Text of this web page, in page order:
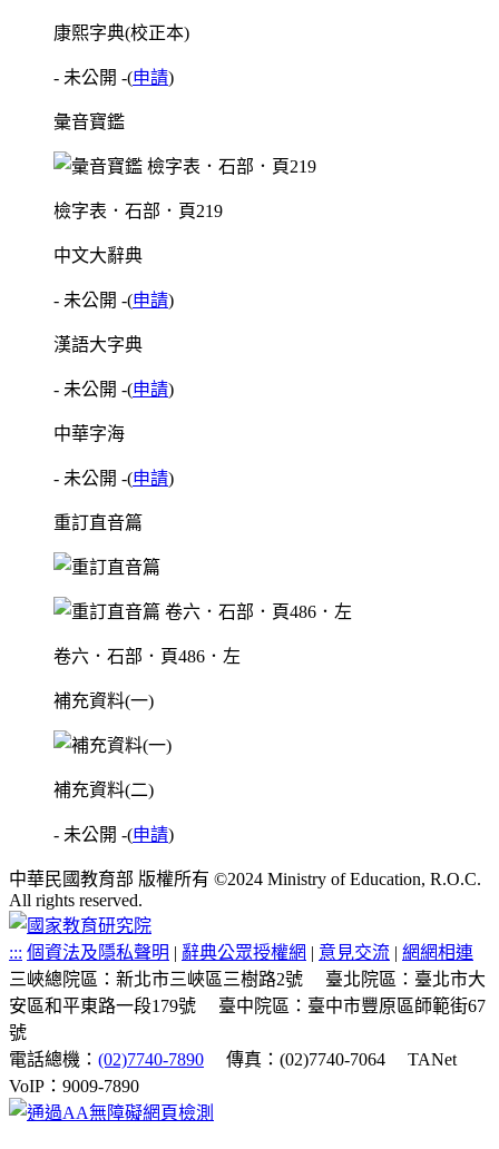
康熙字典(校正本)
- 未公開 -(申請)
彙音寶鑑
檢字表．石部．頁219
中文大辭典
- 未公開 -(申請)
漢語大字典
- 未公開 -(申請)
中華字海
- 未公開 -(申請)
重訂直音篇
卷六．石部．頁486．左
補充資料(一)
補充資料(二)
- 未公開 -(申請)
中華民國教育部 版權所有 ©2024 Ministry of Education, R.O.C.
All rights reserved.
::: 個資法及隱私聲明 | 辭典公眾授權網 | 意見交流 | 網網相連
三峽總院區：新北市三峽區三樹路2號
臺北院區：臺北市大
安區和平東路一段179號
臺中院區：臺中市豐原區師範街67
號
電話總機： (02)7740-7890 傳真：(02)7740-7064
TANet
VoIP：9009-7890